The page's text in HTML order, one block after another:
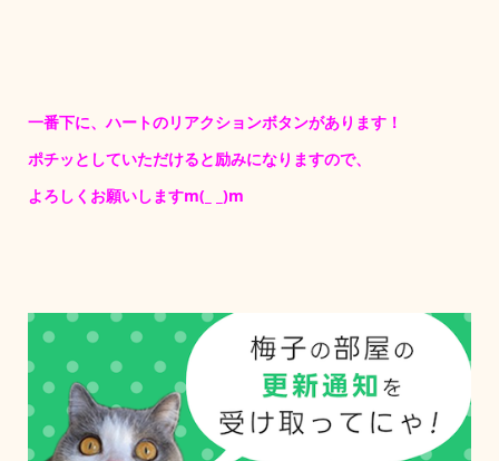
一番下に、ハートのリアクションボタンがあります！
ポチッとしていただけると励みになりますので、
よろしくお願いしますm(_ _)m